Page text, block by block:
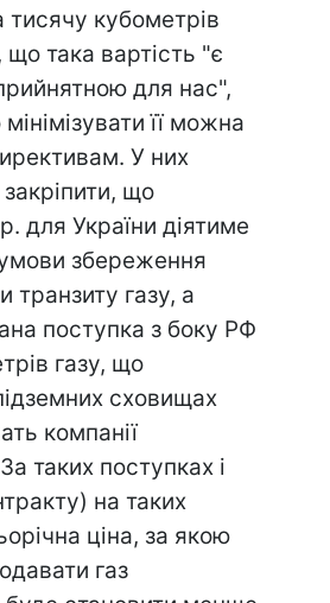
тисячу кубометрів
така вартість "є
для нас",
її можна
У них
що
для України діятиме
збереження
транзиту газу, а
поступка з боку РФ
газу, що
сховищах
компанії
таких поступках і
на таких
ціна, за якою
газ